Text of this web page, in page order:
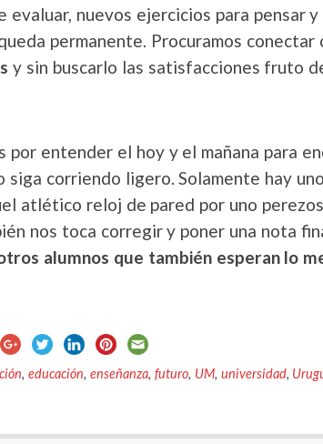
nuevos ejercicios para pensar y
permanente. Procuramos conectar
y sin buscarlo las satisfacciones fruto
entender el hoy y el mañana para
siga corriendo ligero. Solamente hay
atlético reloj de pared por uno
nos toca corregir y poner una nota
alumnos que también esperan lo
, educación, enseñanza, futuro, UM, universidad,